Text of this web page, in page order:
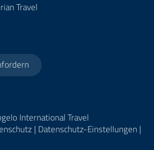
Travel
International Travel
| Datenschutz-Einstellungen |